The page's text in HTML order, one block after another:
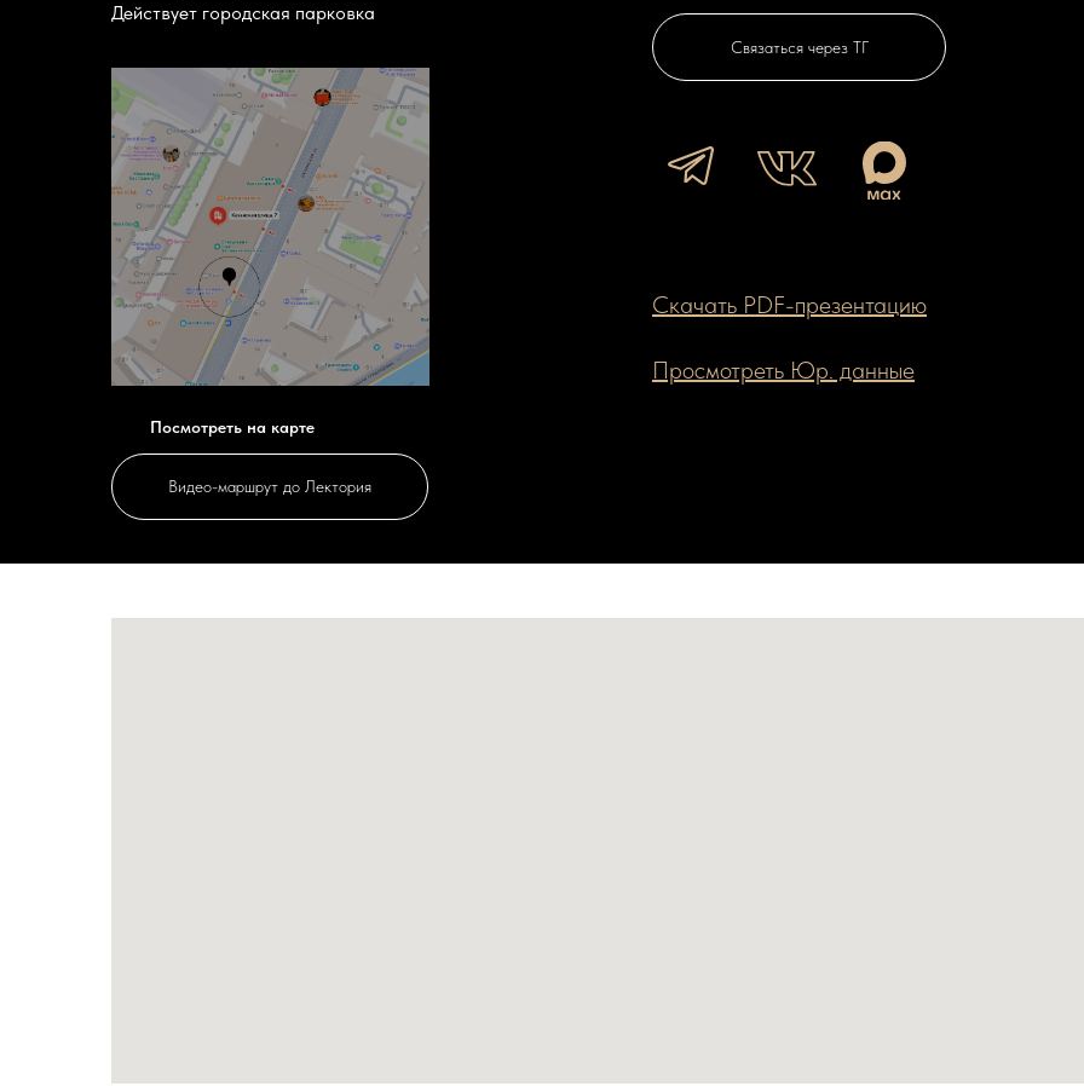
Скачать PDF-презентацию
Просмотреть Юр. данные
Действует городская парковка
Посмотреть на карте
Связаться через ТГ
Видео-маршрут до Лектория